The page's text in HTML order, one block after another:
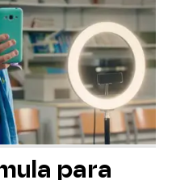
para